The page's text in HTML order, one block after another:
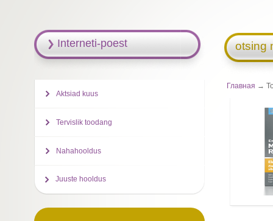
otsing
Главная →
Interneti-poest
Aktsiad kuus
Tervislik toodang
Nahahooldus
Juuste hooldus